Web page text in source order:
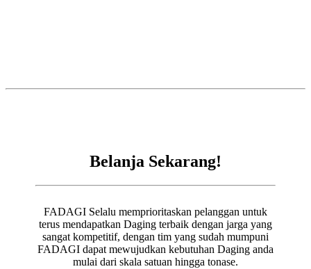
Belanja Sekarang!
FADAGI Selalu memprioritaskan pelanggan untuk
terus mendapatkan Daging terbaik dengan jarga yang
sangat kompetitif, dengan tim yang sudah mumpuni
FADAGI dapat mewujudkan kebutuhan Daging anda
mulai dari skala satuan hingga tonase.